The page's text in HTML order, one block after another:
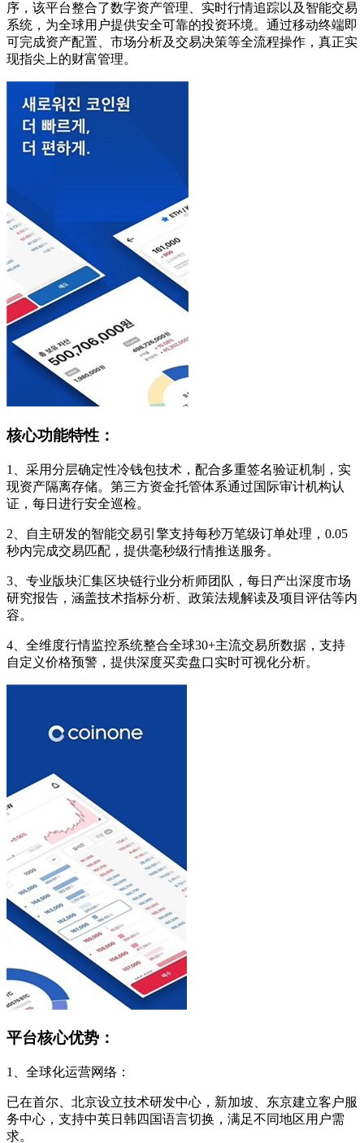
序，该平台整合了数字资产管理、实时行情追踪以及智能交易
系统，为全球用户提供安全可靠的投资环境。通过移动终端即
可完成资产配置、市场分析及交易决策等全流程操作，真正实
现指尖上的财富管理。
核心功能特性：
1、采用分层确定性冷钱包技术，配合多重签名验证机制，实
现资产隔离存储。第三方资金托管体系通过国际审计机构认
证，每日进行安全巡检。
2、自主研发的智能交易引擎支持每秒万笔级订单处理，0.05
秒内完成交易匹配，提供毫秒级行情推送服务。
3、专业版块汇集区块链行业分析师团队，每日产出深度市场
研究报告，涵盖技术指标分析、政策法规解读及项目评估等内
容。
4、全维度行情监控系统整合全球30+主流交易所数据，支持
自定义价格预警，提供深度买卖盘口实时可视化分析。
平台核心优势：
1、全球化运营网络：
已在首尔、北京设立技术研发中心，新加坡、东京建立客户服
务中心，支持中英日韩四国语言切换，满足不同地区用户需
求。